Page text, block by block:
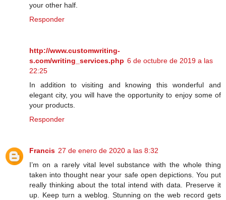
your other half.
Responder
http://www.customwriting-
s.com/writing_services.php 6 de octubre de 2019 a las
22:25
In addition to visiting and knowing this wonderful and
elegant city, you will have the opportunity to enjoy some of
your products.
Responder
Francis 27 de enero de 2020 a las 8:32
I’m on a rarely vital level substance with the whole thing
taken into thought near your safe open depictions. You put
really thinking about the total intend with data. Preserve it
up. Keep turn a weblog. Stunning on the web record gets